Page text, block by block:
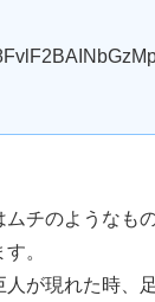
ムチのようなも
。
人が現れた時、